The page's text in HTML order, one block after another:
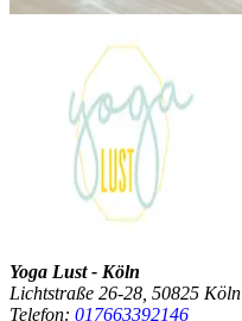
Yoga Lust - Köln
Lichtstraße 26-28, 50825 Köln
Telefon: 017663392146